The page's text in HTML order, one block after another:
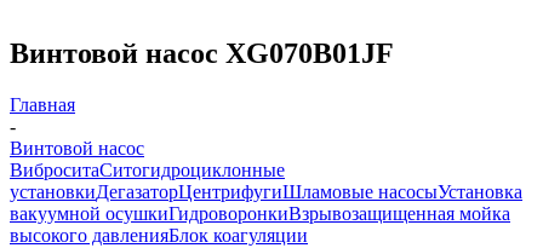
Винтовой насос XG070B01JF
Главная
-
Винтовой насос
ВиброситаСитогидроциклонные
установкиДегазаторЦентрифугиШламовые насосыУстановка
вакуумной осушкиГидроворонкиВзрывозащищенная мойка
высокого давленияБлок коагуляции